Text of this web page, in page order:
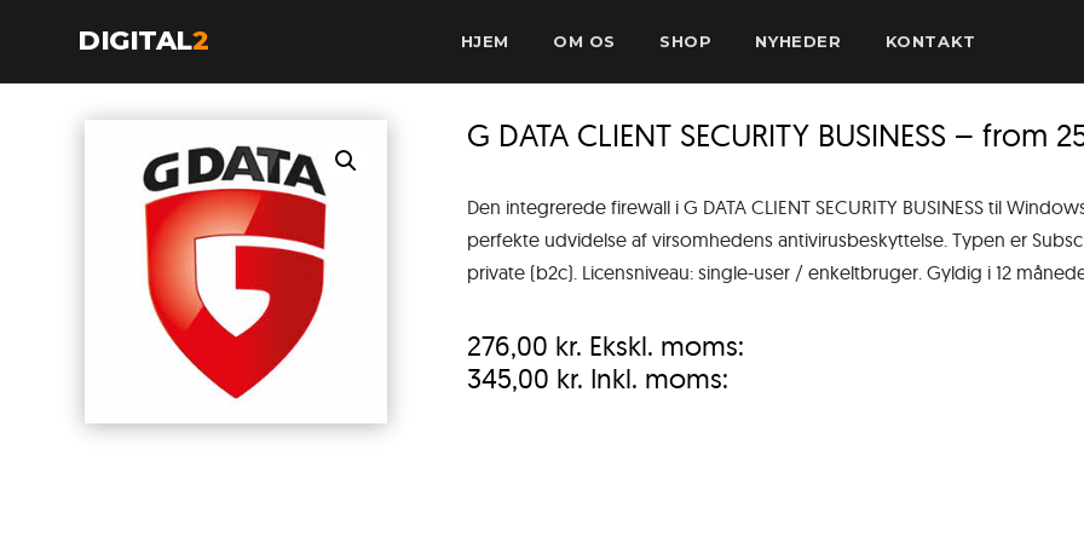
DIGITAL2 HJEM OM OS SHOP NYHEDER KONTAKT
G DATA CLIENT SECURITY BUSINESS –
Den integrerede firewall i G DATA CLIENT SECURITY BUSINESS til
perfekte udvidelse af virsomhedens antivirusbeskyttelse. Typen er
private (b2c). Licensniveau: single-user / enkeltbruger. Gyldig i 12
276,00 kr. Ekskl. moms:
345,00 kr. Inkl. moms: